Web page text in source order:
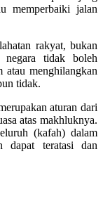
memperbaiki jalan
rakyat, bukan
tidak boleh
atau menghilangkan
tidak.
aturan dari
atas makhluknya.
(kafah) dalam
dapat teratasi dan